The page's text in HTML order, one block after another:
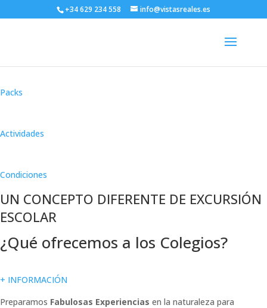
+34 629 234 558 info@vistasreales.es
Colegios y Grupos
Packs
Actividades
Condiciones
UN CONCEPTO DIFERENTE DE EXCURSIÓN
ESCOLAR
¿Qué ofrecemos a los Colegios?
+ INFORMACIÓN
Preparamos Fabulosas Experiencias en la naturaleza para